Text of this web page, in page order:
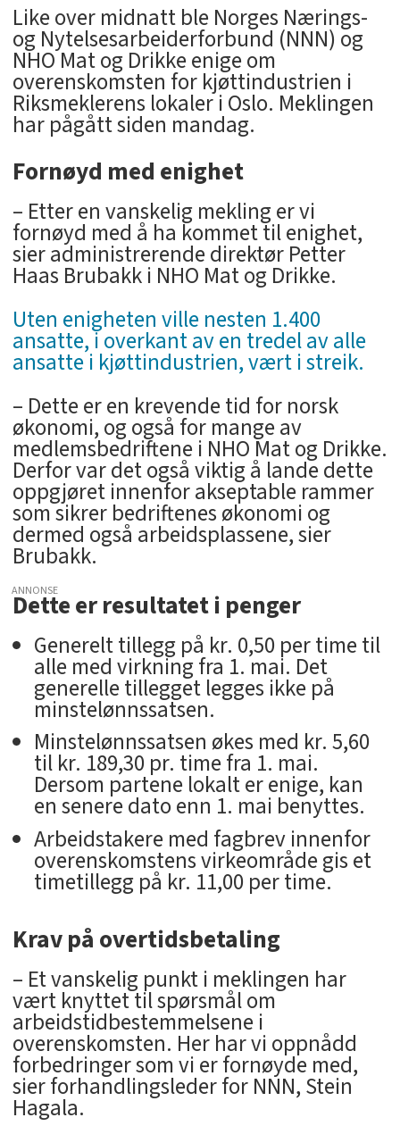
Like over midnatt ble Norges Nærings-
og Nytelsesarbeiderforbund (NNN) og
NHO Mat og Drikke enige om
overenskomsten for kjøttindustrien i
Riksmeklerens lokaler i Oslo. Meklingen
har pågått siden mandag.
Fornøyd med enighet
– Etter en vanskelig mekling er vi
fornøyd med å ha kommet til enighet,
sier administrerende direktør Petter
Haas Brubakk i NHO Mat og Drikke.
Uten enigheten ville nesten 1.400
ansatte, i overkant av en tredel av alle
ansatte i kjøttindustrien, vært i streik.
– Dette er en krevende tid for norsk
økonomi, og også for mange av
medlemsbedriftene i NHO Mat og Drikke.
Derfor var det også viktig å lande dette
oppgjøret innenfor akseptable rammer
som sikrer bedriftenes økonomi og
dermed også arbeidsplassene, sier
Brubakk.
ANNONSE
Dette er resultatet i penger
Generelt tillegg på kr. 0,50 per time til
alle med virkning fra 1. mai. Det
generelle tillegget legges ikke på
minstelønnssatsen.
Minstelønnssatsen økes med kr. 5,60
til kr. 189,30 pr. time fra 1. mai.
Dersom partene lokalt er enige, kan
en senere dato enn 1. mai benyttes.
Arbeidstakere med fagbrev innenfor
overenskomstens virkeområde gis et
timetillegg på kr. 11,00 per time.
Krav på overtidsbetaling
– Et vanskelig punkt i meklingen har
vært knyttet til spørsmål om
arbeidstidbestemmelsene i
overenskomsten. Her har vi oppnådd
forbedringer som vi er fornøyde med,
sier forhandlingsleder for NNN, Stein
Hagala.